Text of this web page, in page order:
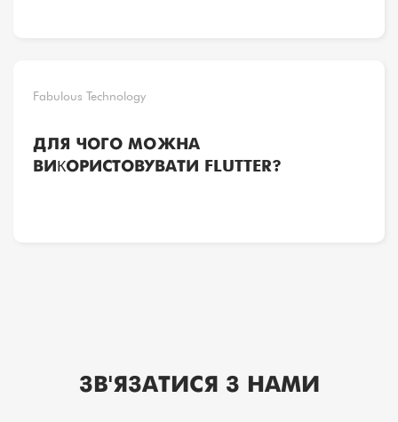
Fabulous Technology
ДЛЯ ЧОГО МОЖНА
ВИКОРИСТОВУВАТИ FLUTTER?
ЗВ'ЯЗАТИСЯ З НАМИ